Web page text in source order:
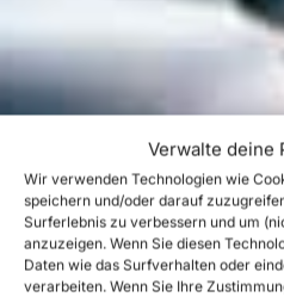
Verwalte deine
Wir verwenden Technologien wie
speichern und/oder darauf
Surferlebnis zu verbessern und um
anzuzeigen. Wenn Sie diesen
Daten wie das Surfverhalten oder
verarbeiten. Wenn Sie Ihre